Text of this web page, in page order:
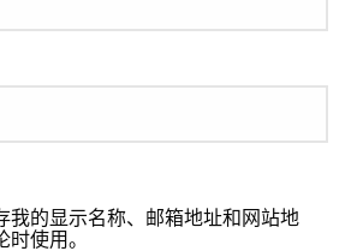
我的显示名称、邮箱地址和网站地
使用。